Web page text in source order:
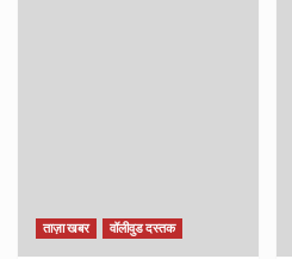
ताज़ा खबर वॉलीवुड दस्तक